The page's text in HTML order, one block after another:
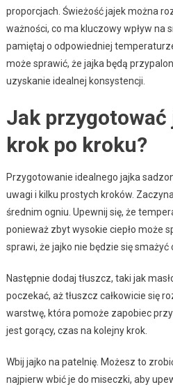
proporcjach. Świeżość jajek można
ważności, co ma kluczowy wpływ na
pamiętaj o odpowiedniej
może sprawić, że jajka będą
uzyskanie idealnej konsystencji.
Jak przygotować
krok po kroku?
Przygotowanie idealnego jajka
uwagi i kilku prostych kroków.
średnim ogniu. Upewnij się, że
ponieważ zbyt wysokie ciepło może
sprawi, że jajko nie będzie się smażyć
Następnie dodaj tłuszcz, taki jak
poczekać, aż tłuszcz całkowicie się
warstwę, która pomoże zapobiec
jest gorący, czas na kolejny krok.
Wbij jajko na patelnię. Możesz to
najpierw wbić je do miseczki, aby